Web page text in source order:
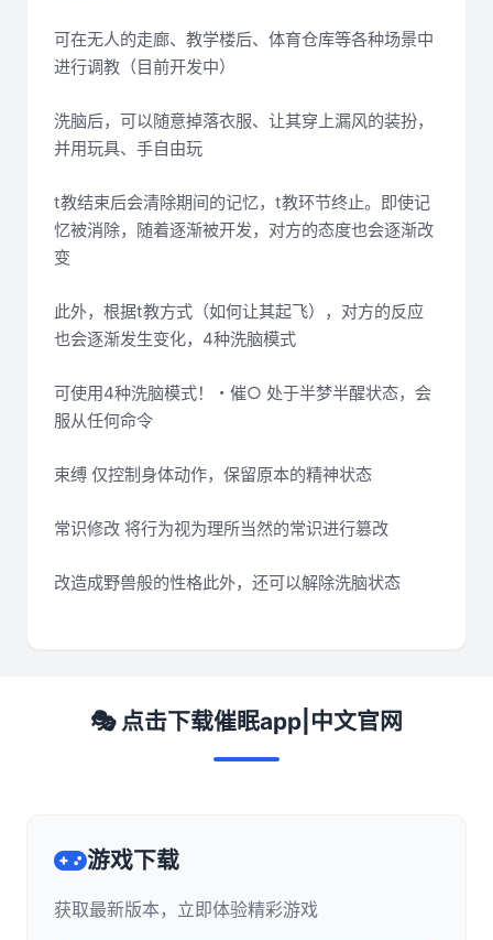
可在无人的走廊、教学楼后、体育仓库等各种场景中
进行调教（目前开发中）
洗脑后，可以随意掉落衣服、让其穿上漏风的装扮，
并用玩具、手自由玩
t教结束后会清除期间的记忆，t教环节终止。即使记
忆被消除，随着逐渐被开发，对方的态度也会逐渐改
变
此外，根据t教方式（如何让其起飞），对方的反应
也会逐渐发生变化，4种洗脑模式
可使用4种洗脑模式！・催○ 处于半梦半醒状态，会
服从任何命令
束缚 仅控制身体动作，保留原本的精神状态
常识修改 将行为视为理所当然的常识进行篡改
改造成野兽般的性格此外，还可以解除洗脑状态
🎭 点击下载催眠app|中文官网
游戏下载
获取最新版本，立即体验精彩游戏